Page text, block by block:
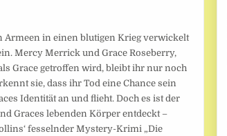
Armeen in einen blutigen Krieg verwickelt
Mercy Merrick und Grace Roseberry,
Grace getroffen wird, bleibt ihr nur noch
sie, dass ihr Tod eine Chance sein
Identität an und flieht. Doch es ist der
Graces lebenden Körper entdeckt –
fesselnder Mystery-Krimi „Die